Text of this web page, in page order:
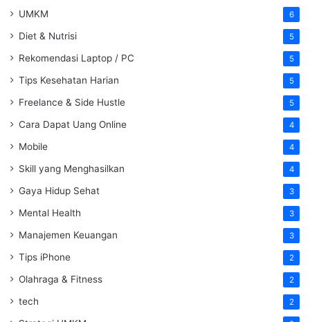
UMKM 6
Diet & Nutrisi 5
Rekomendasi Laptop / PC 5
Tips Kesehatan Harian 5
Freelance & Side Hustle 5
Cara Dapat Uang Online 4
Mobile 4
Skill yang Menghasilkan 4
Gaya Hidup Sehat 3
Mental Health 3
Manajemen Keuangan 3
Tips iPhone 2
Olahraga & Fitness 2
tech 2